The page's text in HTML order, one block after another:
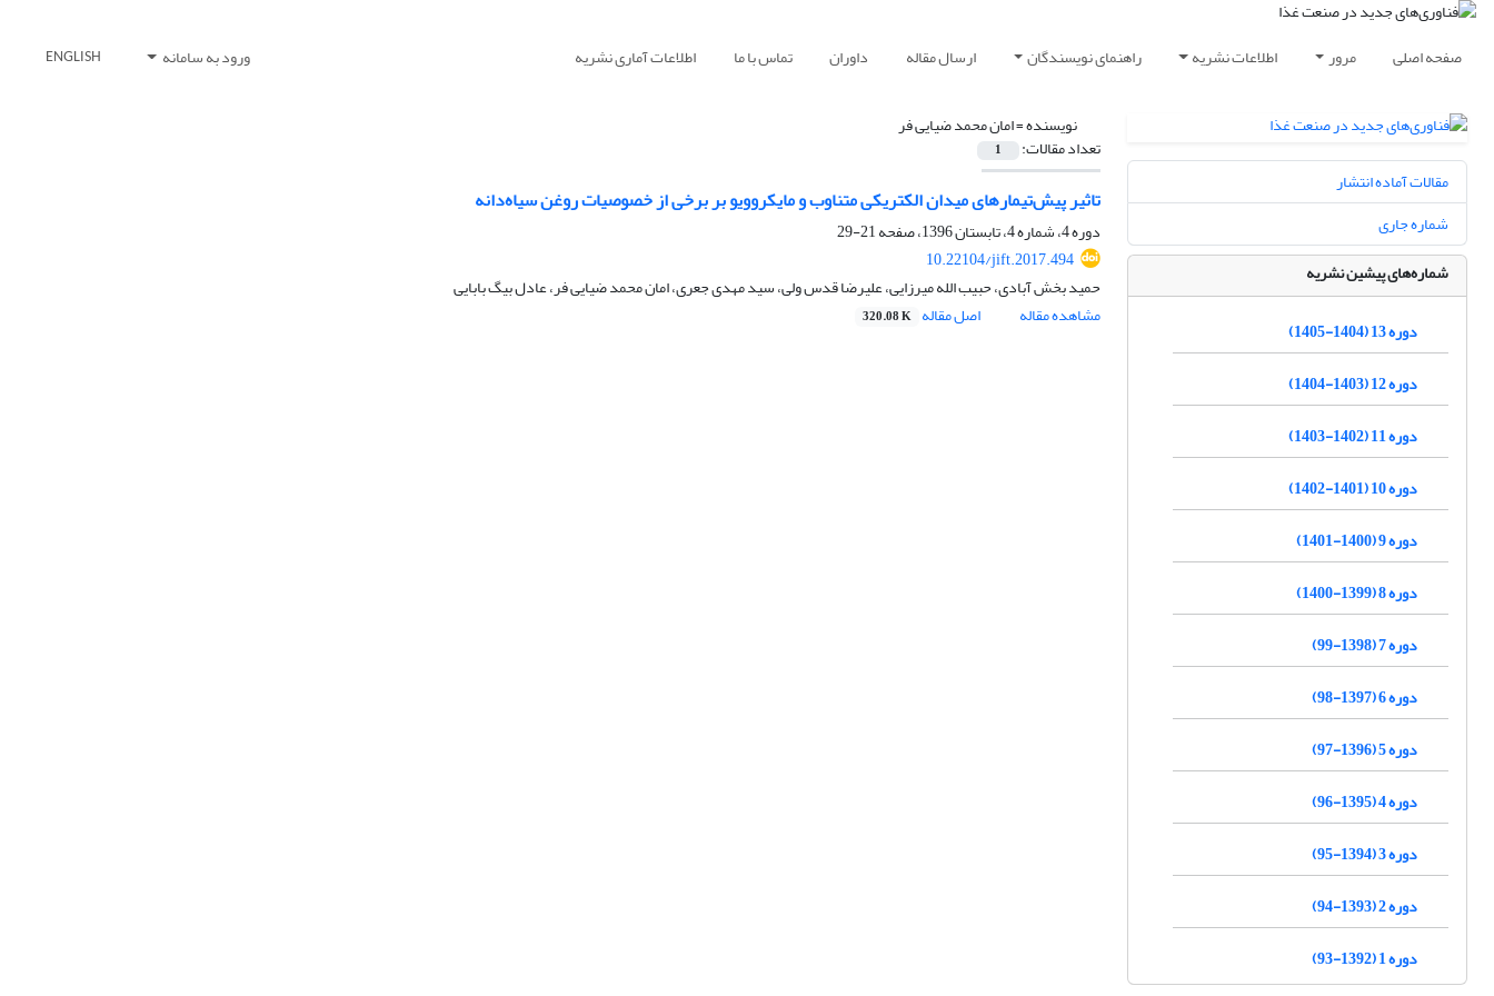
صفحه اصلی مرور اطلاعات نشریه راهنمای نویسندگان ارسال مقاله داوران تماس با ما اطلاعات آماری نشریه ورود به سامانه ENGLISH
نویسنده =امان محمد ضیایی فر
تعداد مقالات: 1
تاثیر پیش‌تیمارهای میدان الکتریکی متناوب و مایکروویو بر برخی از خصوصیات روغن سیاه‌دانه
دوره 4، شماره 4، تابستان 1396، صفحه
21-29
10.22104/jift.2017.494
حمید بخش آبادی، حبیب الله میرزایی، علیرضا قدس ولی، سید مهدی جعری، امان محمد ضیایی فر، عادل بیگ بابایی
مشاهده مقاله
اصل مقاله 320.08 K
مقالات آماده انتشار
شماره جاری
شماره‌های پیشین نشریه
دوره 13 (1404-1405)
دوره 12 (1403-1404)
دوره 11 (1402-1403)
دوره 10 (1401-1402)
دوره 9 (1400-1401)
دوره 8 (1399-1400)
دوره 7 (1398-99)
دوره 6 (1397-98)
دوره 5 (1396-97)
دوره 4 (1395-96)
دوره 3 (1394-95)
دوره 2 (1393-94)
دوره 1 (1392-93)